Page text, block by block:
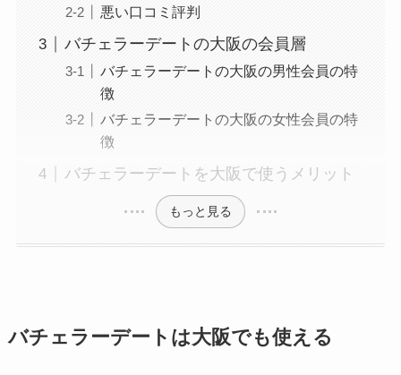
悪い口コミ評判
バチェラーデートの大阪の会員層
バチェラーデートの大阪の男性会員の特
徴
バチェラーデートの大阪の女性会員の特
徴
バチェラーデートを大阪で使うメリット
もっと見る
バチェラーデートは大阪でも使える